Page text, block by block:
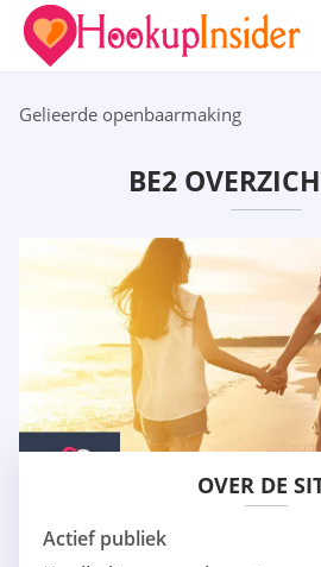
Gelieerde openbaarmaking
BE2
OVER DE
Actief publiek